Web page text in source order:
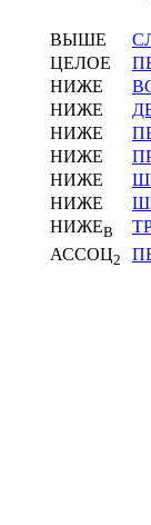
ВЫШЕ
ЦЕЛОЕ
НИЖЕ
НИЖЕ
НИЖЕ
НИЖЕ
НИЖЕ
НИЖЕ
НИЖЕВ
АССОЦ2